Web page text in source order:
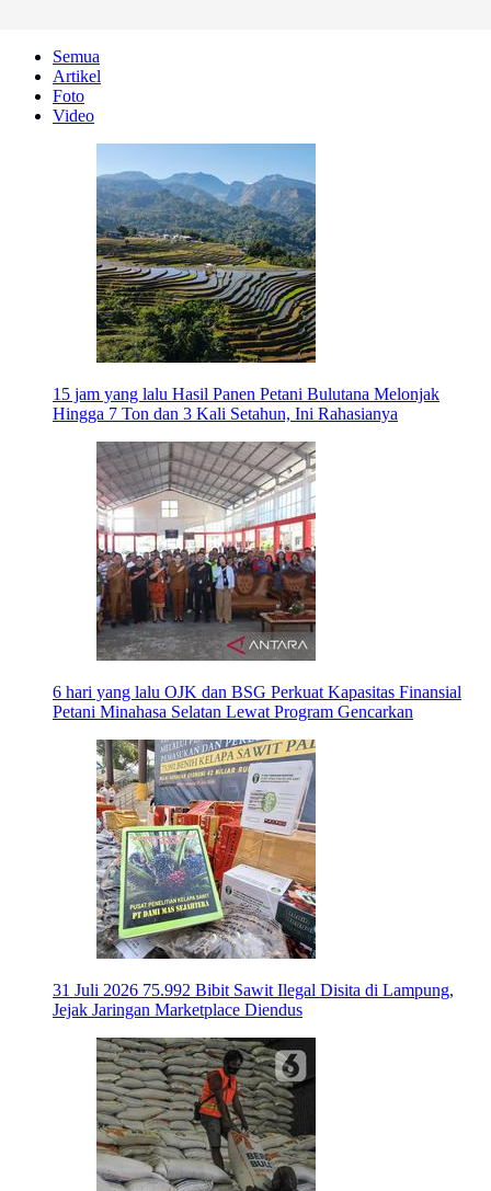
Semua
Artikel
Foto
Video
15 jam yang lalu Hasil Panen Petani Bulutana Melonjak
Hingga 7 Ton dan 3 Kali Setahun, Ini Rahasianya
6 hari yang lalu OJK dan BSG Perkuat Kapasitas Finansial
Petani Minahasa Selatan Lewat Program Gencarkan
31 Juli 2026 75.992 Bibit Sawit Ilegal Disita di Lampung,
Jejak Jaringan Marketplace Diendus